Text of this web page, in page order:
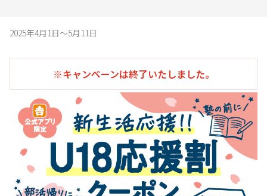
テイクアウト
牛丼のこだわり 吉野家の歴史
2025年4月1日～5月11日
※キャンペーンは終了いたしました。